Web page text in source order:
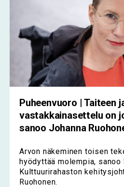
Puheenvuoro | Taiteen
vastakkainasettelu on
sanoo Johanna
Arvon näkeminen toisen
hyödyttää molempia, sanoo
Kulttuurirahaston
Ruohonen.